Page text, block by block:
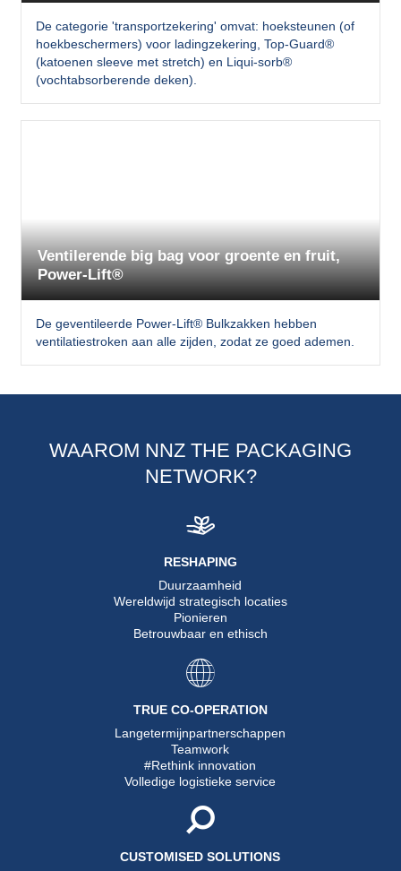
De categorie 'transportzekering' omvat: hoeksteunen (of
hoekbeschermers) voor ladingzekering, Top-Guard®
(katoenen sleeve met stretch) en Liqui-sorb®
(vochtabsorberende deken).
Ventilerende big bag voor groente en fruit,
Power-Lift®
De geventileerde Power-Lift® Bulkzakken hebben
ventilatiestroken aan alle zijden, zodat ze goed ademen.
WAAROM NNZ THE PACKAGING
NETWORK?
RESHAPING
Duurzaamheid
Wereldwijd strategisch locaties
Pionieren
Betrouwbaar en ethisch
TRUE CO-OPERATION
Langetermijnpartnerschappen
Teamwork
#Rethink innovation
Volledige logistieke service
CUSTOMISED SOLUTIONS